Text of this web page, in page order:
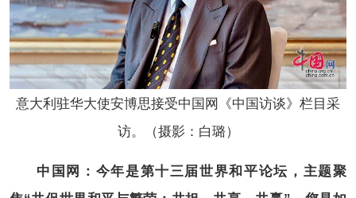
意大利驻华大使安博思接受中国网《中国访谈》栏目采
访。（摄影：白璐）
中国网：今年是第十三届世界和平论坛，主题聚